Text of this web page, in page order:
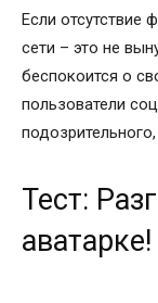
Если отсутствие
сети – это не
беспокоится о
пользователи
Тест:
аватарке!